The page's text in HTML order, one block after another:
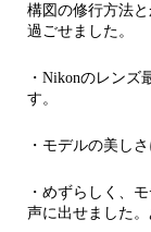
構図の修行方法
過ごせました。
・Nikonのレンズ
す。
・モデルの美し
・めずらしく、
声に出せました。